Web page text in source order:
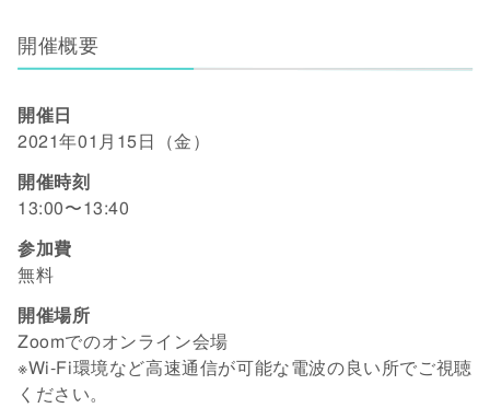
開催概要
開催日
2021年01月15日（金）
開催時刻
13:00〜13:40
参加費
無料
開催場所
Zoomでのオンライン会場
※Wi-Fi環境など高速通信が可能な電波の良い所でご視聴
ください。